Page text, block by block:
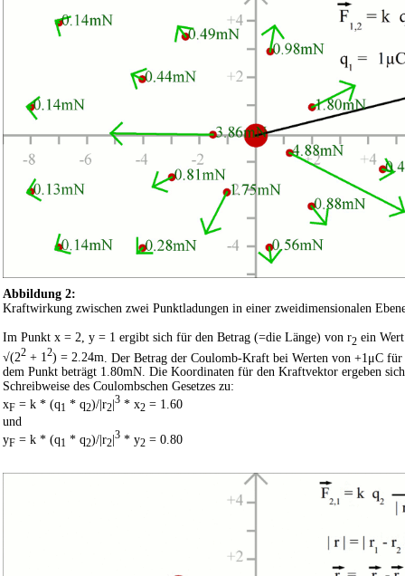
Abbildung 2:
Kraftwirkung zwischen zwei Punktladungen in einer zweidimensionalen
Im Punkt x = 2, y = 1 ergibt sich für den Betrag (=die Länge) von r2 ein
√(22 + 12) = 2.24m . Der Betrag der Coulomb-Kraft bei Werten von +1μC
dem Punkt beträgt 1.80mN. Die Koordinaten für den Kraftvektor ergeben
Schreibweise des Coulombschen Gesetzes zu:
xF = k * (q1 * q2)/|r2
3 * x2 = 1.60
und
yF = k * (q1 * q2)/|r2|3 * y2 = 0.80